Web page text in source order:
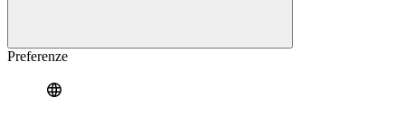
Preferenze